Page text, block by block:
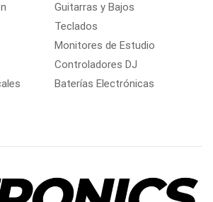
Guitarras y Bajos
Teclados
Monitores de Estudio
Controladores DJ
Baterías Electrónicas